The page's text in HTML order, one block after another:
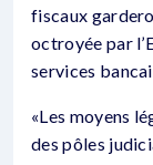
fiscaux
octroyée par
services
«Les moyens
des pôles